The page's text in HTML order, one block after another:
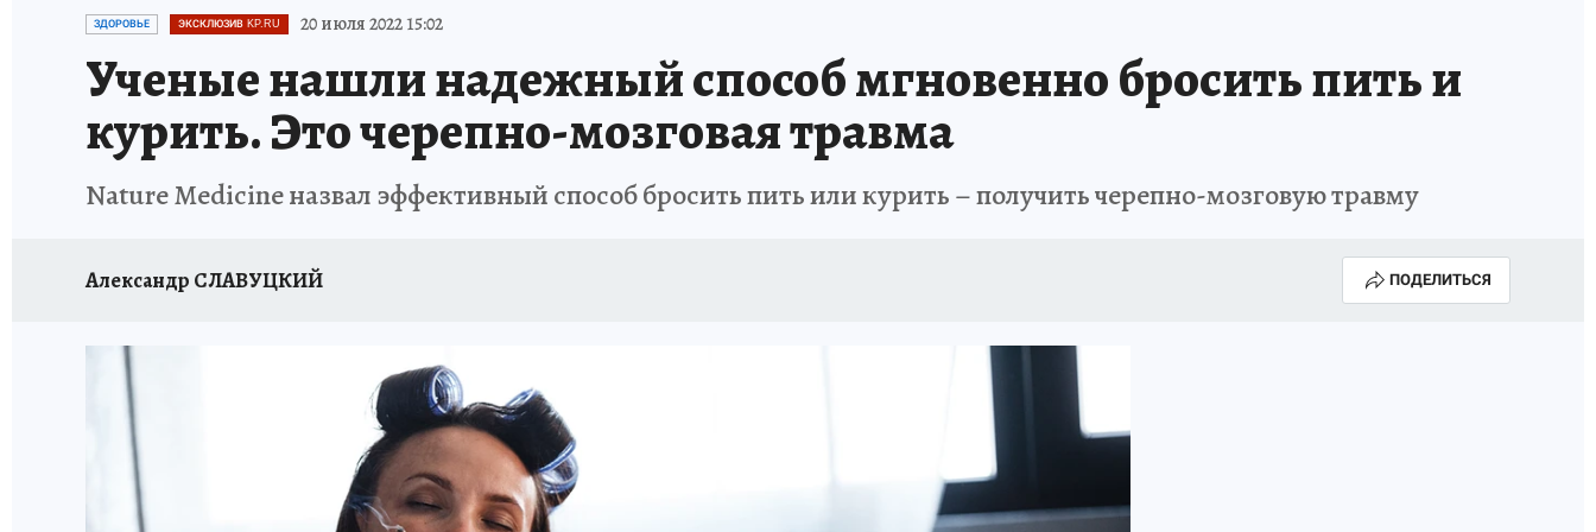
ИСПЫТАНО НА СЕБЕ
ЗДОРОВЬЕ ЭКСКЛЮЗИВ KP.RU 20 июля 2022 15:02
Ученые нашли надежный способ мгновенно бросить пить и
курить. Это черепно-мозговая травма
Nature Medicine назвал эффективный способ бросить пить или курить – получить черепно-мозговую травму
Александр СЛАВУЦКИЙ ПОДЕЛИТЬСЯ